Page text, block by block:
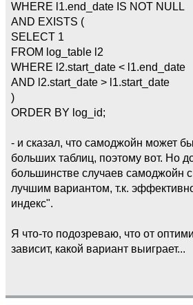
WHERE l1.end_date IS NOT NULL
AND EXISTS (
SELECT 1
FROM log_table l2
WHERE l2.start_date < l1.end_date
AND l2.start_date > l1.start_date
)
ORDER BY log_id;
- и сказал, что самоджойн может
больших таблиц, поэтому вот. Но
большинстве случаев самоджойн с
лучшим вариантом, т.к.
индекс".
Я что-то подозреваю, что от
зависит, какой вариант выиграет...